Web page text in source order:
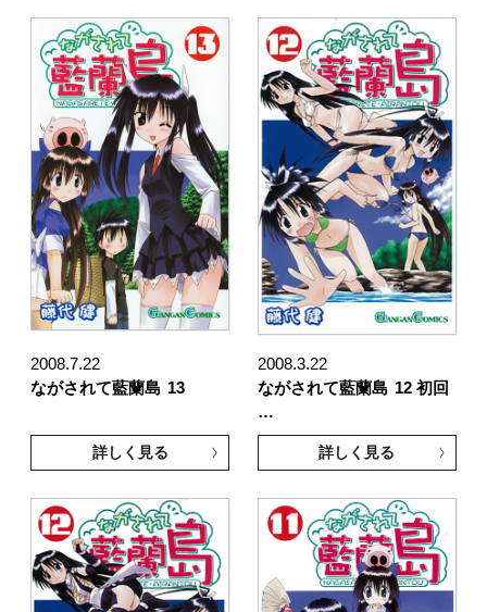
2008.7.22
ながされて藍蘭島 13
詳しく見る
2008.3.22
ながされて藍蘭島 12 初回
…
詳しく見る